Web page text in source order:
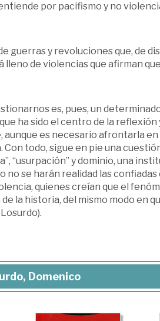
por pacifismo y no
guerras y revoluciones que, de
lleno de violencias que afirman
es, pues, un
ha sido el centro de la
aunque es necesario afrontarla
todo, sigue en pie una
“usurpación” y dominio, una
no se harán realidad las
quienes creían que el
la historia, del mismo modo en
Domenico